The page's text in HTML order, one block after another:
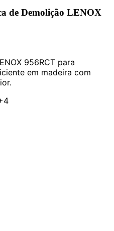
de Demolição LENOX
956RCT para
em madeira com